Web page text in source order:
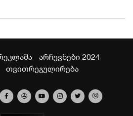
არჩევნები 2024
თვითრეგულირება